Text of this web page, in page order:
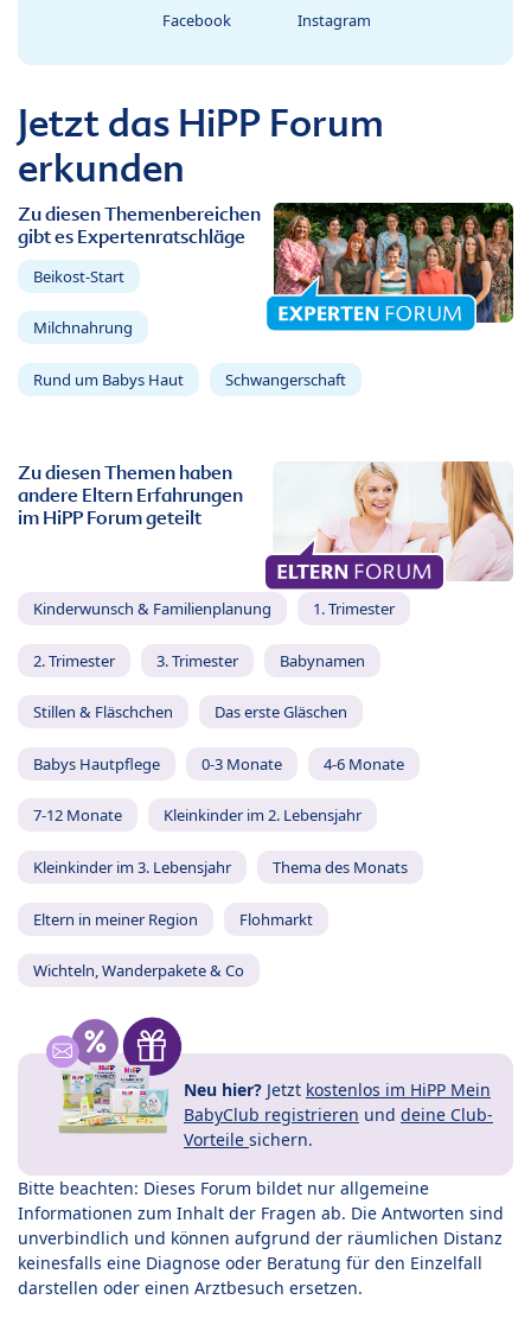
Facebook Instagram
Jetzt das HiPP Forum
erkunden
Zu diesen Themenbereichen
gibt es Expertenratschläge
Beikost-Start
Milchnahrung
Rund um Babys Haut Schwangerschaft
Zu diesen Themen haben
andere Eltern Erfahrungen
im HiPP Forum geteilt
Kinderwunsch & Familienplanung 1. Trimester
2. Trimester 3. Trimester Babynamen
Stillen & Fläschchen Das erste Gläschen
Babys Hautpflege 0-3 Monate 4-6 Monate
7-12 Monate Kleinkinder im 2. Lebensjahr
Kleinkinder im 3. Lebensjahr Thema des Monats
Eltern in meiner Region Flohmarkt
Wichteln, Wanderpakete & Co
Neu hier? Jetzt kostenlos im HiPP Mein
BabyClub registrieren und deine Club-
Vorteile sichern.
Bitte beachten: Dieses Forum bildet nur allgemeine
Informationen zum Inhalt der Fragen ab. Die Antworten sind
unverbindlich und können aufgrund der räumlichen Distanz
keinesfalls eine Diagnose oder Beratung für den Einzelfall
darstellen oder einen Arztbesuch ersetzen.